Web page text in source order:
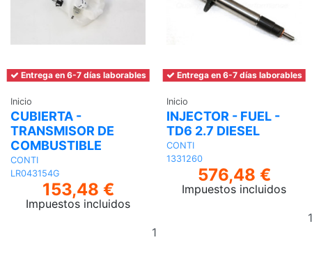
Entrega en 6-7 días laborables
Inicio
CUBIERTA -
TRANSMISOR DE
COMBUSTIBLE
CONTI
LR043154G
153,48 €
Impuestos incluidos
Entrega en 6-7 días laborables
Inicio
INJECTOR - FUEL -
TD6 2.7 DIESEL
CONTI
1331260
576,48 €
Impuestos incluidos